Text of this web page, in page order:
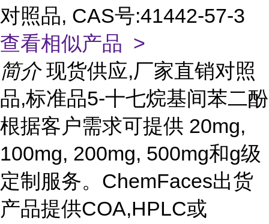
对照品, CAS号:41442-57-3
查看相似产品 >
简介 现货供应,厂家直销对照
品,标准品5-十七烷基间苯二酚
根据客户需求可提供 20mg,
100mg, 200mg, 500mg和g级
定制服务。ChemFaces出货
产品提供COA,HPLC或